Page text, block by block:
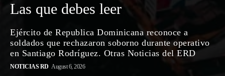
Las que debes leer
Ejército de Republica Dominicana reconoce a
soldados que rechazaron soborno durante operativo
en Santiago Rodríguez. Otras Noticias del ERD
NOTICIAS RD August 6, 2026